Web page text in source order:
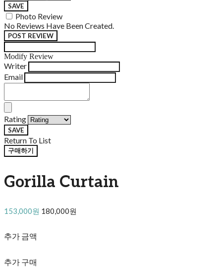
SAVE
Photo Review
No Reviews Have Been Created.
POST REVIEW
Modify Review
Writer
Email
Rating
SAVE
Return To List
구매하기
Gorilla Curtain
153,000원 180,000원
추가 금액
추가 구매